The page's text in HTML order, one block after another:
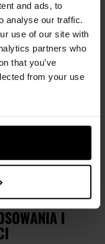
and ads, to
analyse our traffic.
use of our site with
partners who
that you’ve
from your use
cholewki
I